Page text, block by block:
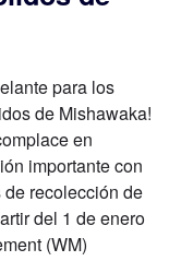
para los
de Mishawaka!
en
importante con
recolección de
del 1 de enero
(WM)